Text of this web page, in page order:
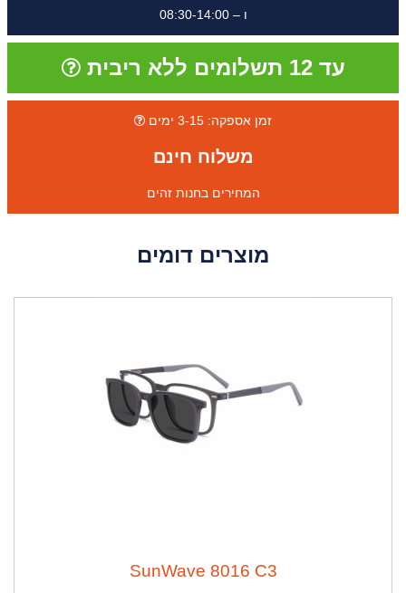
ו – 08:30-14:00
עד 12 תשלומים ללא ריבית
זמן אספקה: 3-15 ימים
משלוח חינם
המחירים בחנות זהים
מוצרים דומים
SunWave 8016 C3